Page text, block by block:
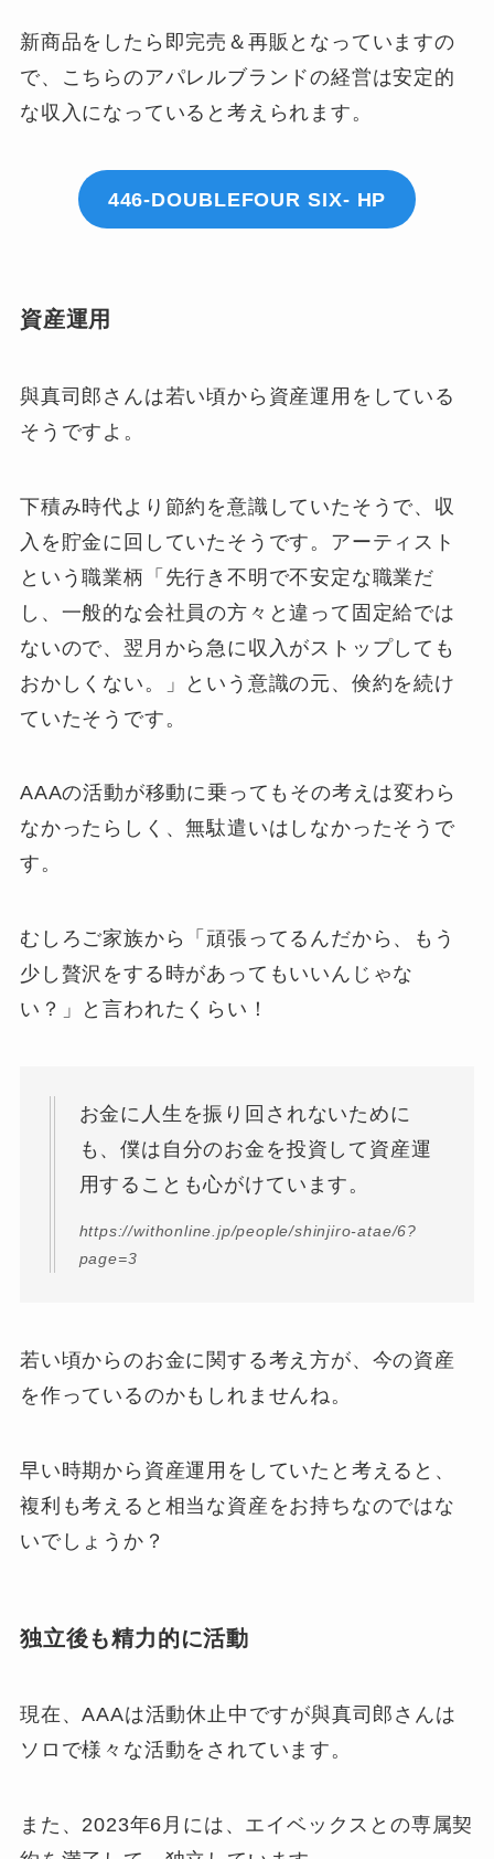
新商品をしたら即完売＆再販となっていますの
で、こちらのアパレルブランドの経営は安定的
な収入になっていると考えられます。
446-DOUBLEFOUR SIX- HP
資産運用
與真司郎さんは若い頃から資産運用をしている
そうですよ。
下積み時代より節約を意識していたそうで、収
入を貯金に回していたそうです。アーティスト
という職業柄「先行き不明で不安定な職業だ
し、一般的な会社員の方々と違って固定給では
ないので、翌月から急に収入がストップしても
おかしくない。」という意識の元、倹約を続け
ていたそうです。
AAAの活動が移動に乗ってもその考えは変わら
なかったらしく、無駄遣いはしなかったそうで
す。
むしろご家族から「頑張ってるんだから、もう
少し贅沢をする時があってもいいんじゃな
い？」と言われたくらい！
お金に人生を振り回されないために
も、僕は自分のお金を投資して資産運
用することも心がけています。
https://withonline.jp/people/shinjiro-atae/6?
page=3
若い頃からのお金に関する考え方が、今の資産
を作っているのかもしれませんね。
早い時期から資産運用をしていたと考えると、
複利も考えると相当な資産をお持ちなのではな
いでしょうか？
独立後も精力的に活動
現在、AAAは活動休止中ですが與真司郎さんは
ソロで様々な活動をされています。
また、2023年6月には、エイベックスとの専属契